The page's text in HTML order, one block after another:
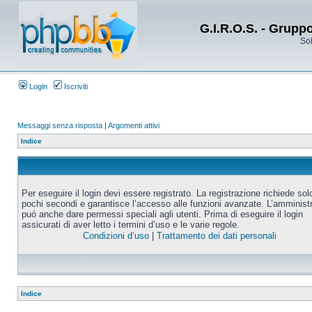
G.I.R.O.S. -
Login Iscriviti
Messaggi senza risposta | Argomenti attivi
Indice
Per eseguire il login devi essere registrato. La registrazione richiede
pochi secondi e garantisce l’accesso alle funzioni avanzate.
puó anche dare permessi speciali agli utenti. Prima di eseguire il login
assicurati di aver letto i termini d’uso e le varie regole.
Condizioni d’uso| Trattamento dei dati personali
Indice